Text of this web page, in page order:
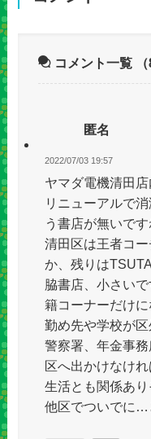
コメント一覧
匿名
2022/07/03 19:57
ヤマダ電機清田
リニューアルで
う書店が無いです
清田区は王者コ
か、残りは
脇書店、小さい
籍コーナーだけに
勤め先や学校が
警察署、年金事
区へ出かけなけ
生活とも関係あ
他区でついでに…